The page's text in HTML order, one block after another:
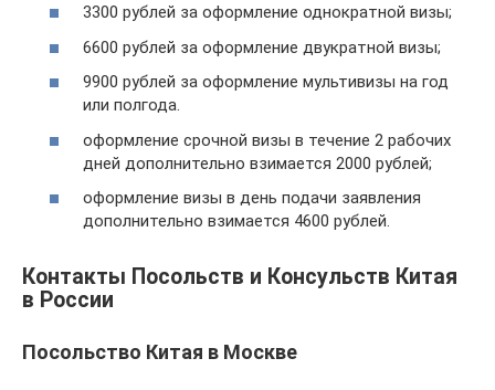
3300 рублей за оформление однократной визы;
6600 рублей за оформление двукратной визы;
9900 рублей за оформление мультивизы на год
или полгода.
оформление срочной визы в течение 2 рабочих
дней дополнительно взимается 2000 рублей;
оформление визы в день подачи заявления
дополнительно взимается 4600 рублей.
Контакты Посольств и Консульств Китая
в России
Посольство Китая в Москве